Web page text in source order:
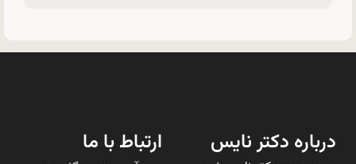
درباره دکتر نایس ارتباط با ما